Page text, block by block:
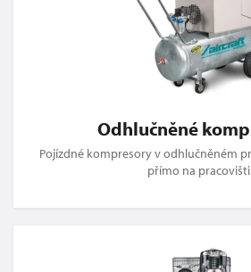
Odhlučněné
Pojízdné kompresory v odhlučněném
přímo na